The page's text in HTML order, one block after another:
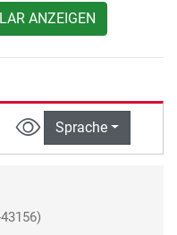
ANZEIGEN
Sprache